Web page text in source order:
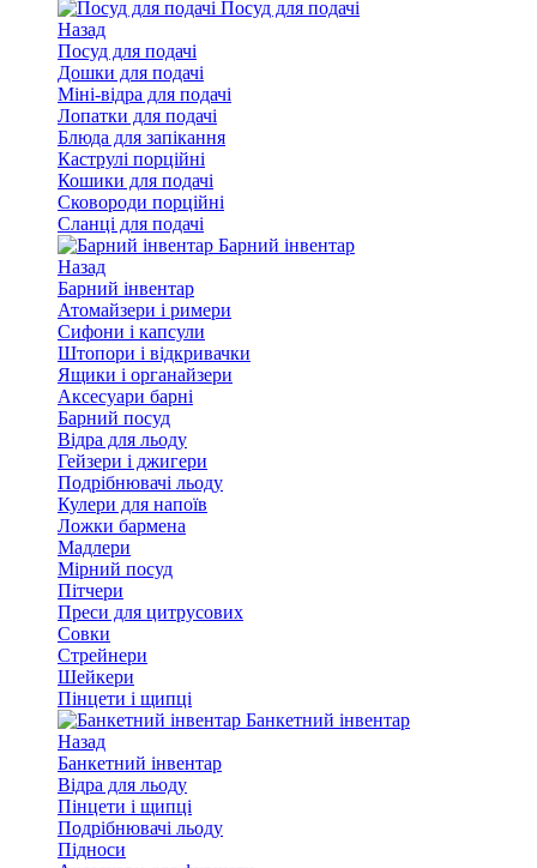
Посуд для подачі
Назад
Посуд для подачі
Дошки для подачі
Міні-відра для подачі
Лопатки для подачі
Блюда для запікання
Каструлі порційні
Кошики для подачі
Сковороди порційні
Сланці для подачі
Барний інвентар
Назад
Барний інвентар
Атомайзери і римери
Сифони і капсули
Штопори і відкривачки
Ящики і органайзери
Аксесуари барні
Барний посуд
Відра для льоду
Гейзери і джигери
Подрібнювачі льоду
Кулери для напоїв
Ложки бармена
Мадлери
Мірний посуд
Пітчери
Преси для цитрусових
Совки
Стрейнери
Шейкери
Пінцети і щипці
Банкетний інвентар
Назад
Банкетний інвентар
Відра для льоду
Пінцети і щипці
Подрібнювачі льоду
Підноси